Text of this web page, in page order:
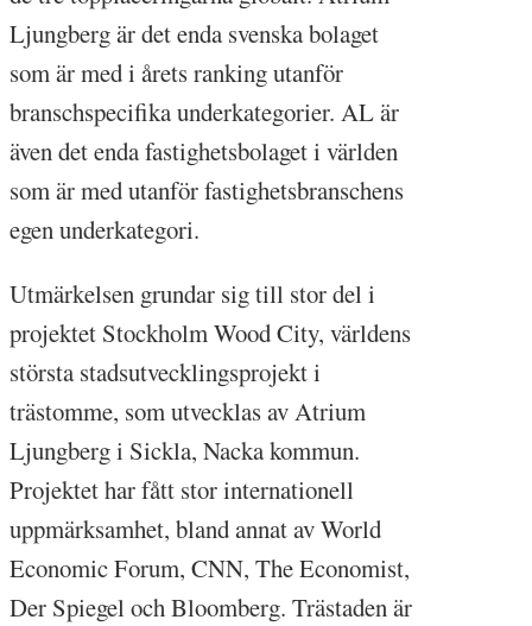
Ljungberg är det enda svenska bolaget
som är med i årets ranking utanför
branschspecifika underkategorier. AL är
även det enda fastighetsbolaget i världen
som är med utanför fastighetsbranschens
egen underkategori.
Utmärkelsen grundar sig till stor del i
projektet Stockholm Wood City, världens
största stadsutvecklingsprojekt i
trästomme, som utvecklas av Atrium
Ljungberg i Sickla, Nacka kommun.
Projektet har fått stor internationell
uppmärksamhet, bland annat av World
Economic Forum, CNN, The Economist,
Der Spiegel och Bloomberg. Trästaden är